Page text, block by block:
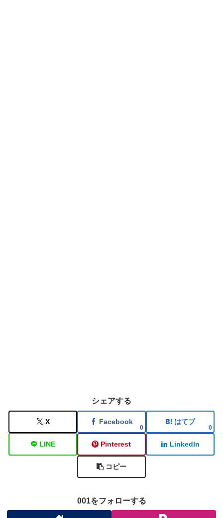
シェアする
X Facebook
0
はてブ
0
LINE Pinterest LinkedIn
コピー
001をフォローする